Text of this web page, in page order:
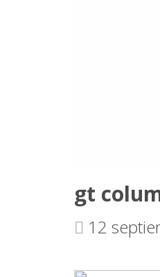
gt
12